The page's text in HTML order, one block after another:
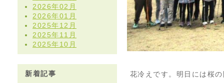
2026年02月
2026年01月
2025年12月
2025年11月
2025年10月
新着記事
花冷えです。明日には桜